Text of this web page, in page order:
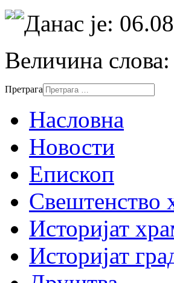
Данас је:
Величина слова:
Претрага
Насловна
Новости
Епископ
Свештенство
Историјат
Историјат